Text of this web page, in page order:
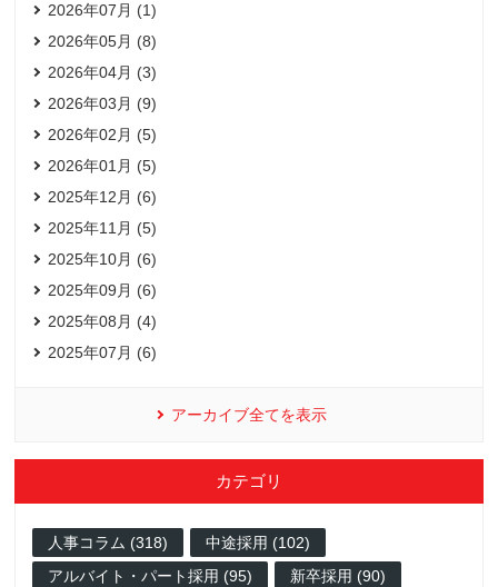
2026年07月 (1)
2026年05月 (8)
2026年04月 (3)
2026年03月 (9)
2026年02月 (5)
2026年01月 (5)
2025年12月 (6)
2025年11月 (5)
2025年10月 (6)
2025年09月 (6)
2025年08月 (4)
2025年07月 (6)
アーカイブ全てを表示
カテゴリ
人事コラム (318)
中途採用 (102)
アルバイト・パート採用 (95)
新卒採用 (90)